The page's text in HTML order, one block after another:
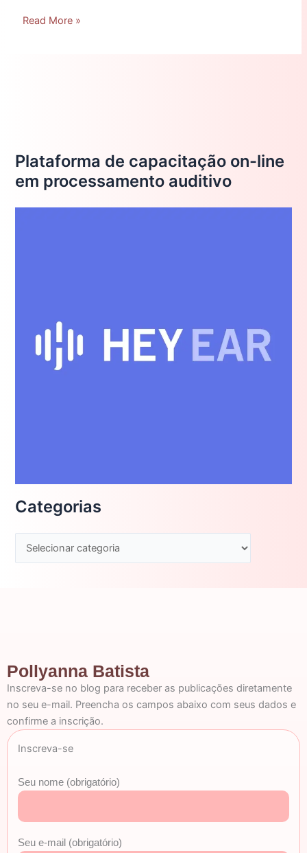
Read More »
Plataforma de capacitação on-line
em processamento auditivo
Categorias
Pollyanna Batista
Inscreva-se no blog para receber as publicações diretamente
no seu e-mail. Preencha os campos abaixo com seus dados e
confirme a inscrição.
Inscreva-se
Seu nome (obrigatório)
Seu e-mail (obrigatório)